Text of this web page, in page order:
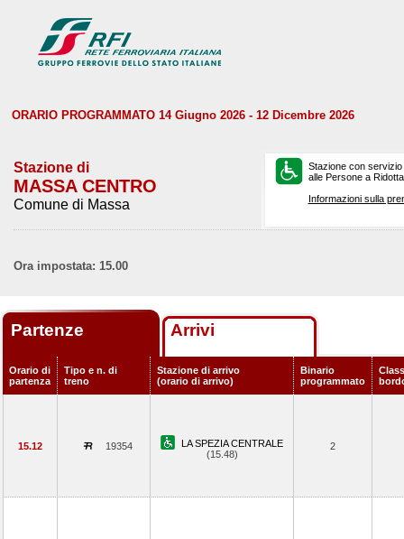
ORARIO PROGRAMMATO 14 Giugno 2026 - 12 Dicembre 2026
Stazione di
MASSA CENTRO
Comune di Massa
Stazione con
alle Persone a
Informazioni sulla
Ora impostata: 15.00
Partenze Arrivi
Orario di
partenza
Tipo e n. di
treno
Stazione di arrivo
(orario di arrivo)
Binario
programmato
15.12 19354
LA SPEZIA CENTRALE
(15.48)
2